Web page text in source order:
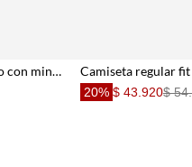
Camiseta gráfica corte clásico con mini perro en algodón blanco para hombre
20% $ 43.920$